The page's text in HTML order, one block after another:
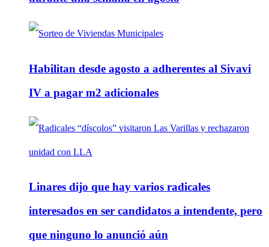
Habilitan desde agosto a adherentes al Sivavi
IV a pagar m2 adicionales
Linares dijo que hay varios radicales
interesados en ser candidatos a intendente, pero
que ninguno lo anunció aún